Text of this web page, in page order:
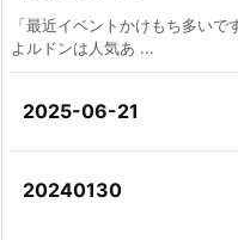
「最近イベントかけもち多い
よルドンは人気あ ...
2025-06-21
20240130